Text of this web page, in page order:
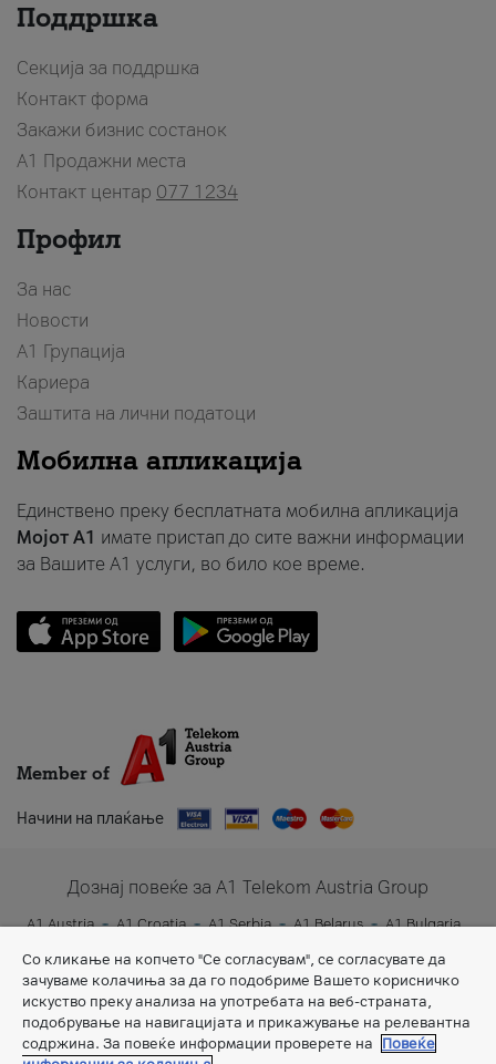
Поддршка
Секција за поддршка
Контакт форма
Закажи бизнис состанок
A1 Продажни места
Контакт центар 077 1234
Профил
За нас
Новости
А1 Групација
Кариера
Заштита на лични податоци
Мобилна апликација
Единствено преку бесплатната мобилна апликација
Мојот A1 имате пристап до сите важни информации
за Вашите A1 услуги, во било кое време.
Member of
Начини на плаќање
Дознај повеќе за A1 Telekom Austria Group
A1 Austria A1 Croatia A1 Serbia A1 Belarus
A1 Bulgaria
Со кликање на копчето "Се согласувам", се согласувате да
зачуваме колачиња за да го подобриме Вашето корисничко
искуство преку анализа на употребата на веб-страната,
подобрување на навигацијата и прикажување на релевантна
содржина. За повеќе информации проверете на
Повеќе